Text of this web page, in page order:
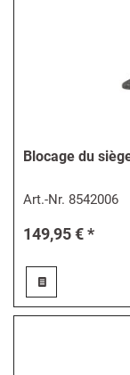
Blocage du
Art.-Nr. 8542006
149,95 € *